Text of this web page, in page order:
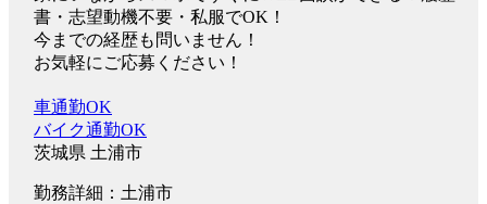
書・志望動機不要・私服でOK！
今までの経歴も問いません！
お気軽にご応募ください！
車通勤OK
バイク通勤OK
茨城県 土浦市
勤務詳細：土浦市